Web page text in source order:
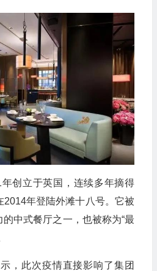
年创立于英国，连续多年摘得
2014年登陆外滩十八号。它被
中式餐厅之一，也被称为“最
，此次疫情直接影响了集团